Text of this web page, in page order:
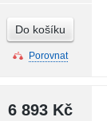
Do košíku
Porovnat
6 893 Kč